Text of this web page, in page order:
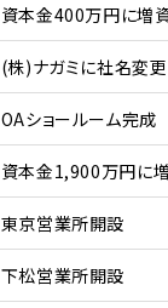
資本金400万円に増
(株)ナガミに社名変
OAショールーム完成
資本金1,900万円に
東京営業所開設
下松営業所開設